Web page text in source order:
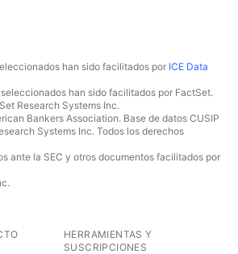
han sido facilitados por ICE Data
han sido facilitados por FactSet.
Research Systems Inc.
Bankers Association. Base de datos CUSIP
Systems Inc. Todos los derechos
ante la SEC y otros documentos facilitados por
HERRAMIENTAS Y
SUSCRIPCIONES